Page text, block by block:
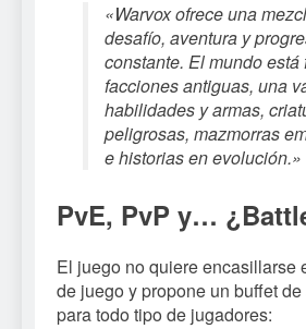
«Warvox ofrece una
desafío, aventura y
constante. El mundo está
facciones antiguas, una
habilidades y armas,
peligrosas, mazmorras
e historias en evolución.»
PvE, PvP y…
El juego no quiere encasillarse
de juego y propone un buffet
para todo tipo de jugadores: